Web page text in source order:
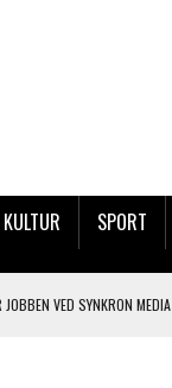
KULTUR SPORT
VED SYNKRON MEDIA